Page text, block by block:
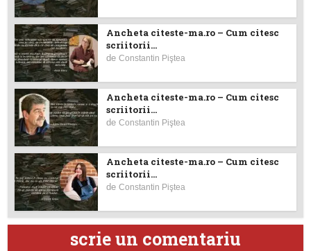
Ancheta citeste-ma.ro – Cum citesc
scriitorii...
deConstantin Piştea
Ancheta citeste-ma.ro – Cum citesc
scriitorii...
deConstantin Piştea
Ancheta citeste-ma.ro – Cum citesc
scriitorii...
deConstantin Piştea
scrie un comentariu